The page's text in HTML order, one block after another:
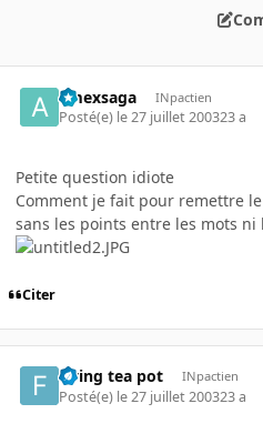
amexsaga INpactien
Posté(e) le 27 juillet 200323 a
Petite question idiote
Comment je fait pour remettre
sans les points entre les mots
Citer
flying tea pot INpactien
Posté(e) le 27 juillet 200323 a